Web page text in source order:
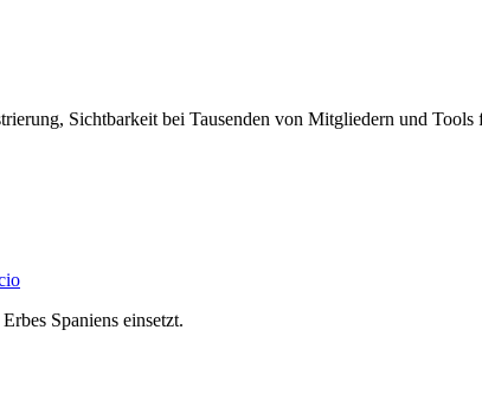
Sichtbarkeit bei Tausenden von Mitgliedern und Tools
Spaniens einsetzt.